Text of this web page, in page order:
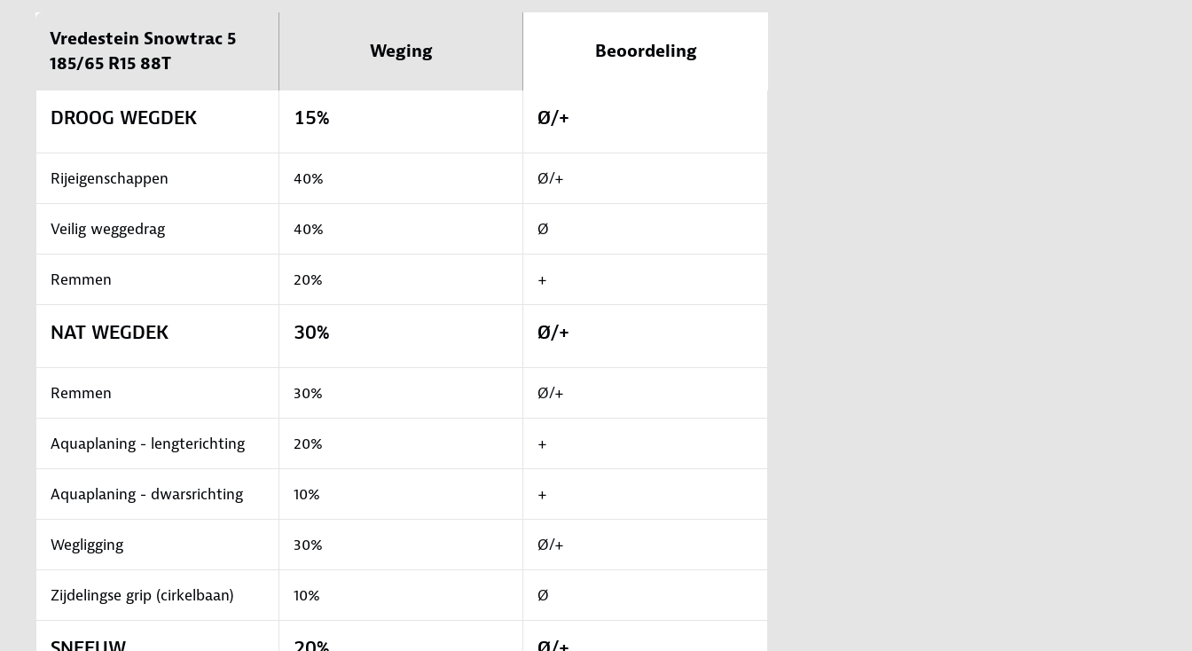
Vredestein Snowtrac 5
185/65 R15 88T
Weging Beoordeling
DROOG WEGDEK 15% Ø/+
Rijeigenschappen 40% Ø/+
Veilig weggedrag 40% Ø
Remmen 20% +
NAT WEGDEK 30% Ø/+
Remmen 30% Ø/+
Aquaplaning - lengterichting 20% +
Aquaplaning - dwarsrichting 10% +
Wegligging 30% Ø/+
Zijdelingse grip (cirkelbaan) 10% Ø